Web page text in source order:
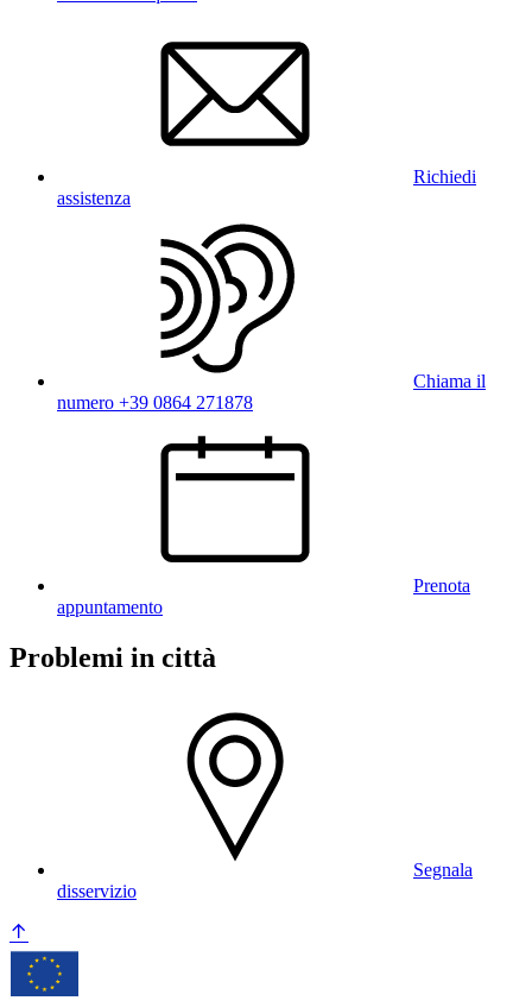
Richiedi
assistenza
Chiama il
numero +39 0864 271878
Prenota
appuntamento
Problemi in città
Segnala
disservizio